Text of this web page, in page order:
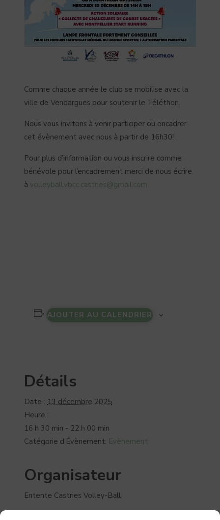
Comme chaque année le club se mobilise avec la
ville de Vendargues pour soutenir le Téléthon.
Nous vous invitons à venir participer ou encadrer
cet évènement avec nous à partir de 16h30!
Pour plus d’information ou vous inscrire comme
bénévole pour l’encadrement merci de nous écrire
à volleyball.vbcc.castries@gmail.com
AJOUTER AU CALENDRIER
Détails
Date : 13 décembre 2025
Heure :
16 h 30 min - 22 h 00 min
Catégorie d’Évènement: Evènement
Organisateur
Entente Castries Volley-Ball